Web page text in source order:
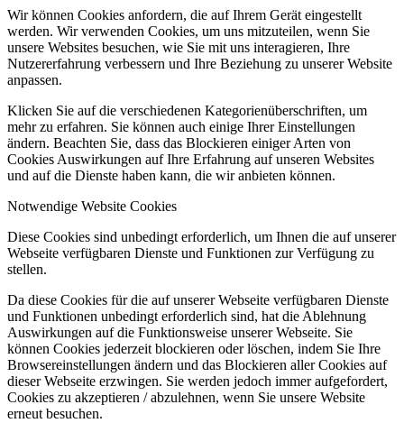
Wir können Cookies anfordern, die auf Ihrem Gerät eingestellt
werden. Wir verwenden Cookies, um uns mitzuteilen, wenn Sie
unsere Websites besuchen, wie Sie mit uns interagieren, Ihre
Nutzererfahrung verbessern und Ihre Beziehung zu unserer Website
anpassen.
Klicken Sie auf die verschiedenen Kategorienüberschriften, um
mehr zu erfahren. Sie können auch einige Ihrer Einstellungen
ändern. Beachten Sie, dass das Blockieren einiger Arten von
Cookies Auswirkungen auf Ihre Erfahrung auf unseren Websites
und auf die Dienste haben kann, die wir anbieten können.
Notwendige Website Cookies
Diese Cookies sind unbedingt erforderlich, um Ihnen die auf unserer
Webseite verfügbaren Dienste und Funktionen zur Verfügung zu
stellen.
Da diese Cookies für die auf unserer Webseite verfügbaren Dienste
und Funktionen unbedingt erforderlich sind, hat die Ablehnung
Auswirkungen auf die Funktionsweise unserer Webseite. Sie
können Cookies jederzeit blockieren oder löschen, indem Sie Ihre
Browsereinstellungen ändern und das Blockieren aller Cookies auf
dieser Webseite erzwingen. Sie werden jedoch immer aufgefordert,
Cookies zu akzeptieren / abzulehnen, wenn Sie unsere Website
erneut besuchen.